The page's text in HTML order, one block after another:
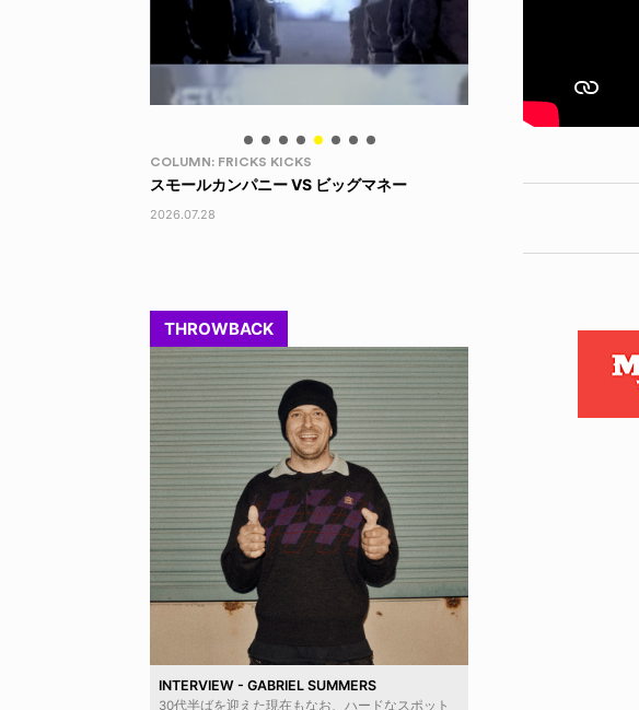
LIFE HACK
LINE SOCKS
2026.08.04
150 WALLET
THROWBACK
INTERVIEW - GABRIEL SUMMERS
30代半ばを迎えた現在もなお、ハードなスポット